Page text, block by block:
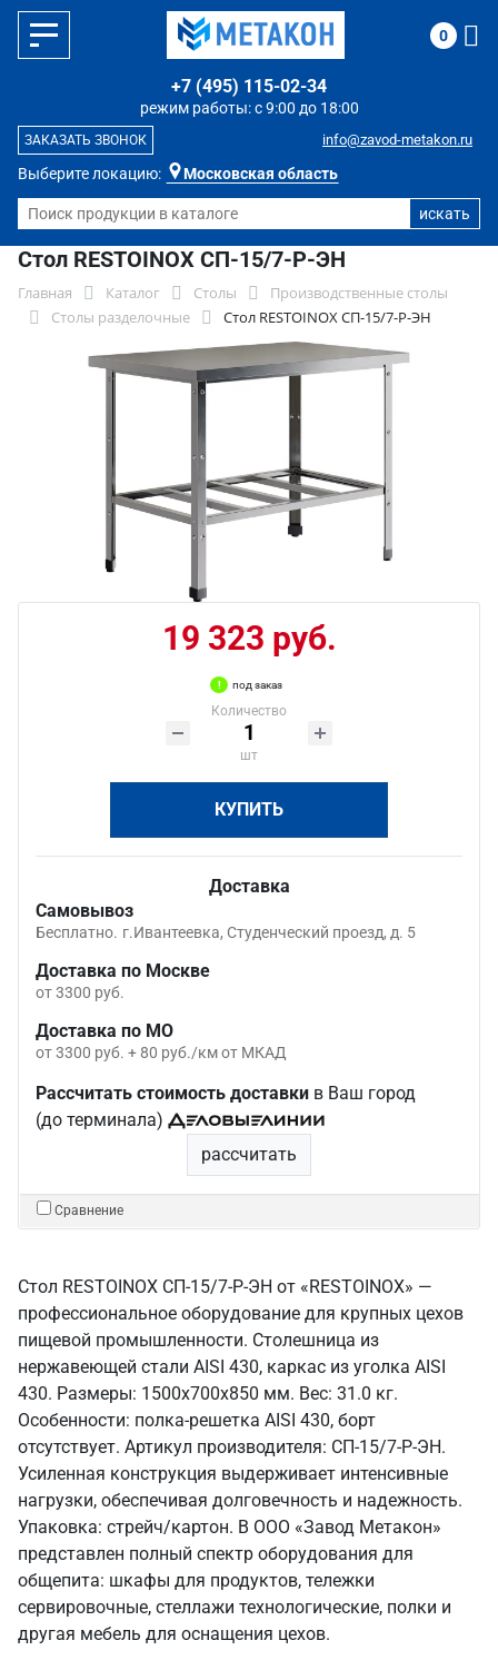
Выберите локацию: Московская область
режим работы: с 9:00 до 18:00
+7 (495) 115-02-34
info@zavod-metakon.ru
ЗАКАЗАТЬ ЗВОНОК
0
Стол RESTOINOX СП-15/7-Р-ЭН
Главная Каталог Столы
Производственные столы
Столы разделочные
Стол RESTOINOX СП-15/7-Р-ЭН
19 323 руб.
под заказ
Количество
шт
КУПИТЬ
Доставка
Самовывоз
Бесплатно. г.Ивантеевка, Студенческий проезд, д. 5
Доставка по Москве
от 3300 руб.
Доставка по МО
от 3300 руб. + 80 руб./км от МКАД
Рассчитать стоимость доставки в Ваш город
(до терминала)
рассчитать
Сравнение
Стол RESTOINOX СП-15/7-Р-ЭН от «RESTOINOX» —
профессиональное оборудование для крупных цехов
пищевой промышленности. Столешница из
нержавеющей стали AISI 430, каркас из уголка AISI
430. Размеры: 1500x700x850 мм. Вес: 31.0 кг.
Особенности: полка-решетка AISI 430, борт
отсутствует. Артикул производителя: СП-15/7-Р-ЭН.
Усиленная конструкция выдерживает интенсивные
нагрузки, обеспечивая долговечность и надежность.
Упаковка: стрейч/картон. В ООО «Завод Метакон»
представлен полный спектр оборудования для
общепита: шкафы для продуктов, тележки
сервировочные, стеллажи технологические, полки и
другая мебель для оснащения цехов.